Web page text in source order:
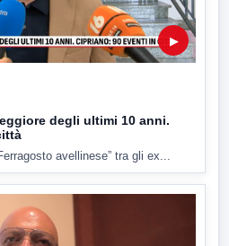
▶
degli ultimi 10 anni.
avellinese” tra gli ex...